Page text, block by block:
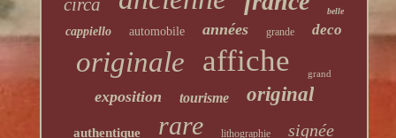
circa belle
cappiello automobile années grande deco
originale affiche grand
exposition tourisme original
authentique rare lithographie signée